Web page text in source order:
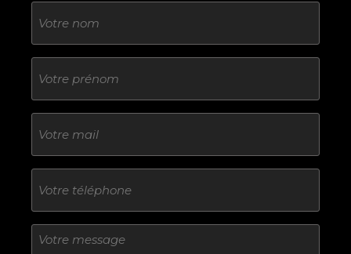
titre
mail
titre